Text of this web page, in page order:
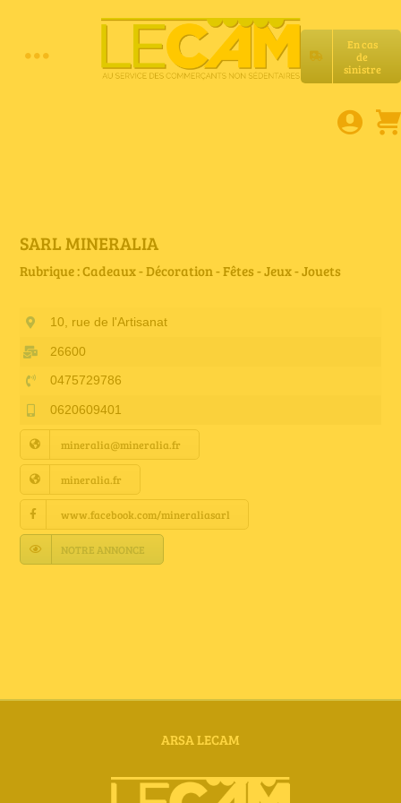
En cas
de
sinistre
Toggle
E-book
Petites annonces
Annuaire Fournisseurs
Actualités
SARL MINERALIA
Rubrique : Cadeaux - Décoration - Fêtes - Jeux - Jouets
10, rue de l'Artisanat
26600
0475729786
0620609401
mineralia@mineralia.fr
mineralia.fr
www.facebook.com/mineraliasarl
NOTRE ANNONCE
ARSA LECAM